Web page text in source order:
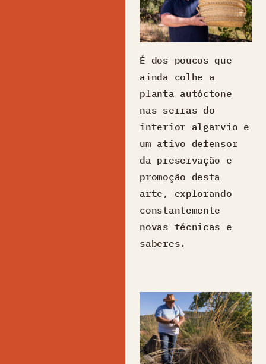
É dos poucos que
ainda colhe a
planta autóctone
nas serras do
interior algarvio e
um ativo defensor
da preservação e
promoção desta
arte, explorando
constantemente
novas técnicas e
saberes.